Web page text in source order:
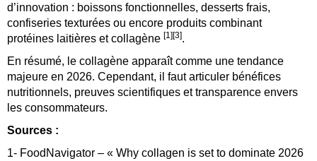
d’innovation : boissons fonctionnelles, desserts frais,
confiseries texturées ou encore produits combinant
protéines laitières et collagène [1][3].
En résumé, le collagène apparaît comme une tendance
majeure en 2026. Cependant, il faut articuler bénéfices
nutritionnels, preuves scientifiques et transparence envers
les consommateurs.
Sources :
1- FoodNavigator – « Why collagen is set to dominate 2026